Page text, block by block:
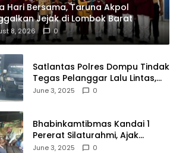
Hari Bersama, Taruna Akpol
Jejak di Lombok Barat
8, 2026 0
Satlantas Polres Dompu Tindak
Tegas Pelanggar Lalu Lintas,
Mobil Bodong, dan Kendaraan
June 3, 2025 0
Bhabinkamtibmas Kandai 1
Pererat Silaturahmi, Ajak
Warga Jaga Keamanan
June 3, 2025 0